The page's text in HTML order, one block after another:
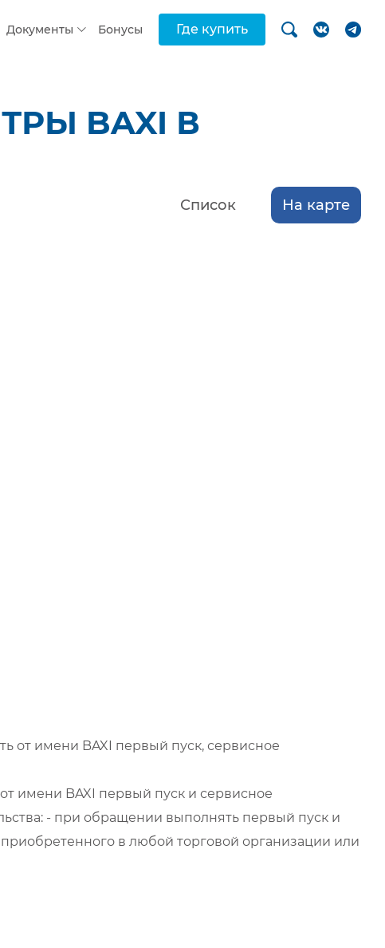
Документы Бонусы Где купить
BAXI В
Список На карте
от имени BAXI первый пуск, сервисное
имени BAXI первый пуск и сервисное
- при обращении выполнять первый пуск и
в любой торговой организации или